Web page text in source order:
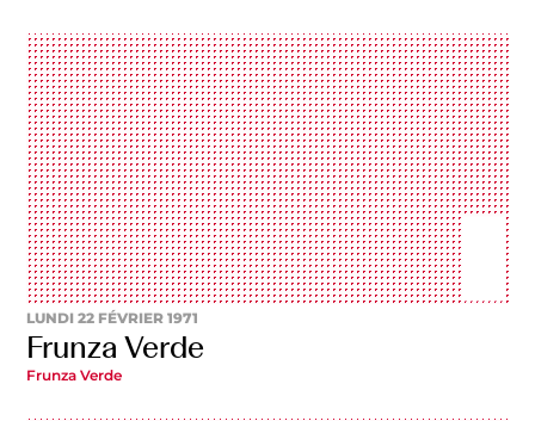
LUNDI 22 FÉVRIER 1971
Frunza Verde
Frunza Verde